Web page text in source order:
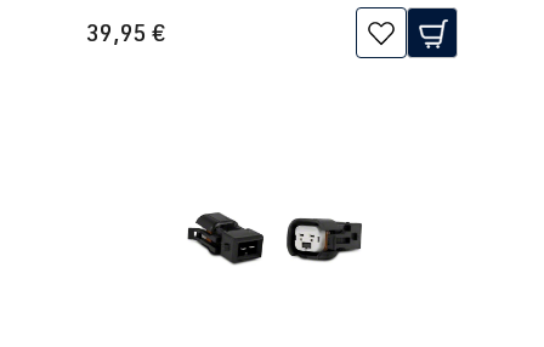
39,95 €